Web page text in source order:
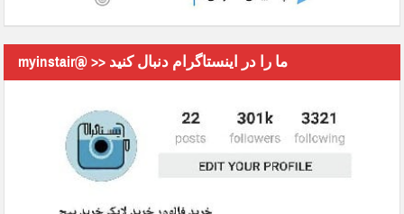
myinstair@ >> ما را در اینستاگرام دنبال کنید